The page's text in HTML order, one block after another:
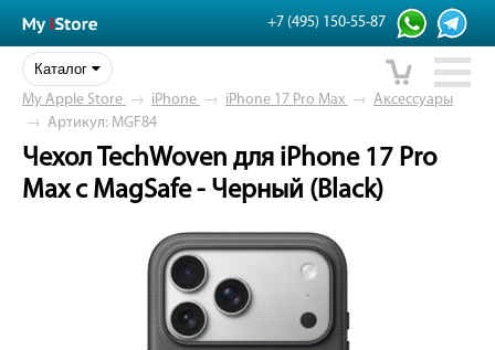
+7 (495) 150-55-87
Каталог
My Apple Store → iPhone → iPhone 17 Pro Max → Аксессуары
→ Артикул: MGF84
Чехол TechWoven для iPhone 17 Pro
Max с MagSafe - Черный (Black)